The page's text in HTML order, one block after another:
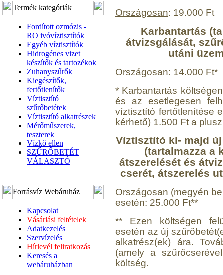
Termék kategóriák
Fordított ozmózis -
RO ivóvíztisztítók
Egyéb víztisztítók
Hidrogénes vizet
készítők és tartozékok
Zuhanyszűrők
Kiegészítők,
fertőtlenítők
Víztisztító
szűrőbetétek
Víztisztító alkatrészek
Mérőműszerek,
teszterek
Vízkő ellen
SZŰRŐBETÉT
VÁLASZTÓ
Forrásvíz Webáruház
Kapcsolat
Vásárlási feltételek
Adatkezelés
Szervízelés
Hírlevél feliratkozás
Keresés a
webáruházban
Országosan: 19.000 Ft
Karbantartás
átvizsgálását,
utáni
Országosan: 14.000 Ft*
* Karbantartás
és az esetlegesen
víztisztító fertőtlenítése
kérhető) 1.500 Ft a
Víztisztító ki- majd
(tartalmazza a
átszerelését és
cserét, átszerelés
Országosan (megyén
esetén: 25.000 Ft**
** Ezen költségen
esetén az új
alkatrész(ek) ára.
(amely a
költség.